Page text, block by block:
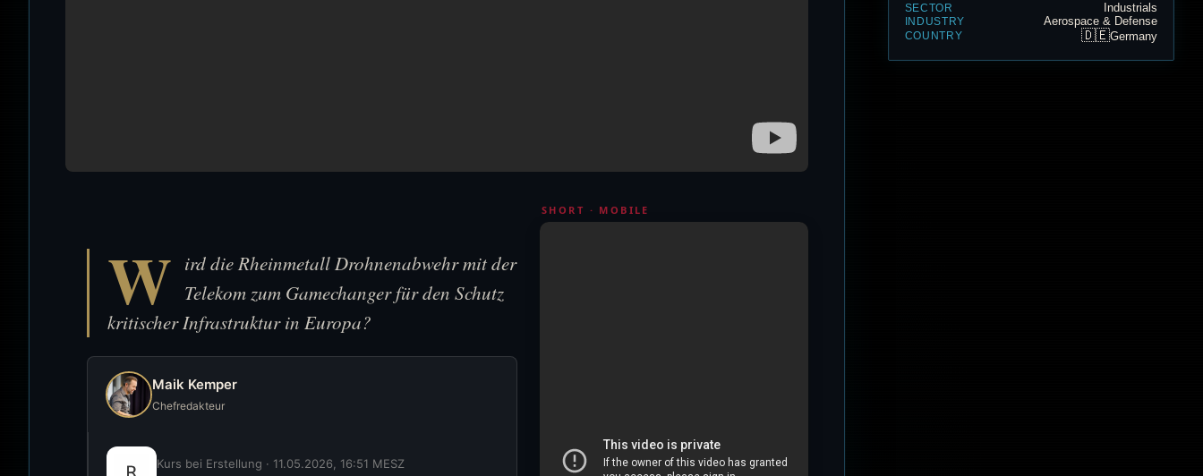
SHORT · MOBILE
W ird die Rheinmetall Drohnenabwehr mit der
Telekom zum Gamechanger für den Schutz
kritischer Infrastruktur in Europa?
Maik Kemper
Chefredakteur
Kurs bei Erstellung · 11.05.2026, 16:51 MESZ
SECTOR Industrials
INDUSTRY Aerospace & Defense
COUNTRY 🇩🇪Germany